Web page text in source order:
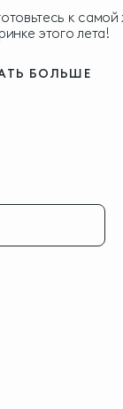
к
этого лета!
БОЛЬШЕ